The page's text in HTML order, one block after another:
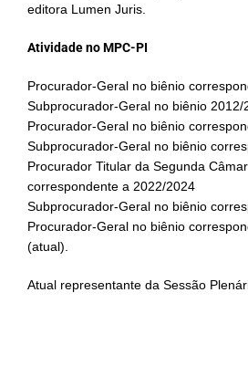
editora Lumen Juris.
Atividade no MPC-PI
Procurador-Geral no biênio
Subprocurador-Geral no biênio 2012/
Procurador-Geral no biênio
Subprocurador-Geral no biênio
Procurador Titular da Segunda
correspondente a 2022/2024
Subprocurador-Geral no biênio
Procurador-Geral no biênio
(atual).
Atual representante da Sessão